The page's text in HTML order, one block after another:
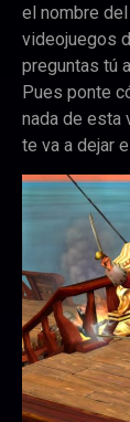
el nombre
videojuegos
preguntas tú
Pues ponte
nada de esta
te va a dejar